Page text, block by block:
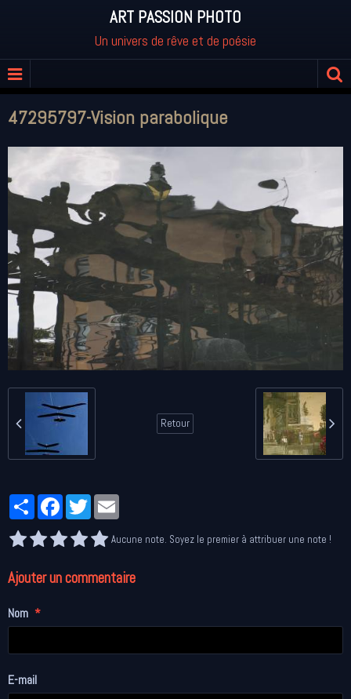
ART PASSION PHOTO
Un univers de rêve et de poésie
47295797-Vision parabolique
Retour
PartagerFacebookTwitter
Aucune note. Soyez le premier à attribuer une note !
Ajouter un commentaire
Nom
E-mail